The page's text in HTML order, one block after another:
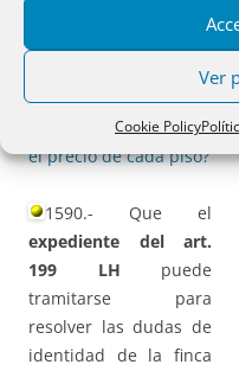
Ver
Cookie Policy
arrendadas en un
parte de una
operación más amplia
y esté individualizado
el precio de cada piso?
1590.- Que el
expediente del art.
199 LH puede
tramitarse para
resolver las dudas de
identidad de la finca